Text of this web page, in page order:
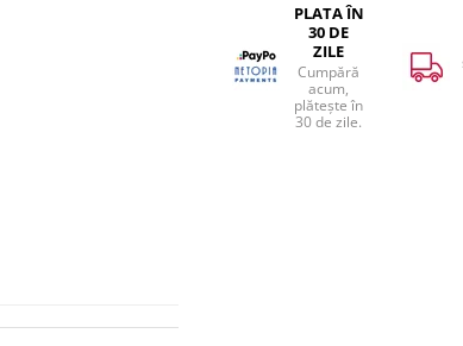
PLATA ÎN
30 DE
ZILE
Cumpără
acum,
plătește în
30 de zile.